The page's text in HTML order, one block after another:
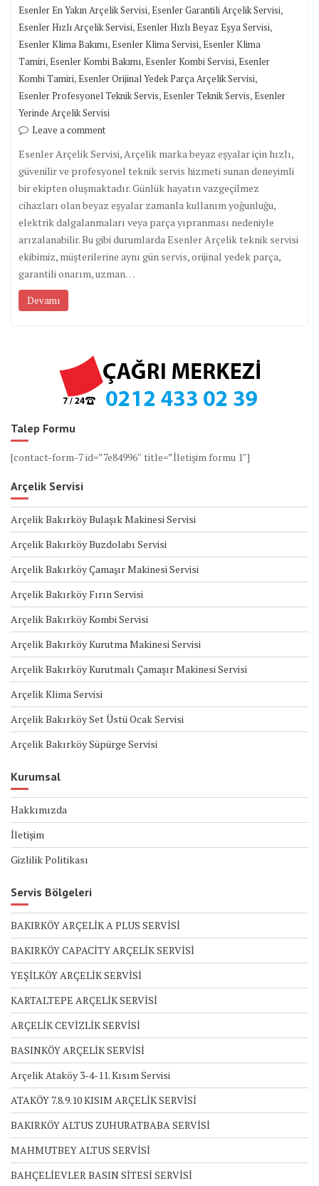
Esenler En Yakın Arçelik Servisi,Esenler Garantili Arçelik Servisi,
Esenler Hızlı Arçelik Servisi,Esenler Hızlı Beyaz Eşya Servisi,
Esenler Klima Bakımı,Esenler Klima Servisi,Esenler Klima
Tamiri,Esenler Kombi Bakımı,Esenler Kombi Servisi,Esenler
Kombi Tamiri,Esenler Orijinal Yedek Parça Arçelik Servisi,
Esenler Profesyonel Teknik Servis,Esenler Teknik Servis,Esenler
Yerinde Arçelik Servisi
Leave a comment
Esenler Arçelik Servisi, Arçelik marka beyaz eşyalar için hızlı,
güvenilir ve profesyonel teknik servis hizmeti sunan deneyimli
bir ekipten oluşmaktadır. Günlük hayatın vazgeçilmez
cihazları olan beyaz eşyalar zamanla kullanım yoğunluğu,
elektrik dalgalanmaları veya parça yıpranması nedeniyle
arızalanabilir. Bu gibi durumlarda Esenler Arçelik teknik servisi
ekibimiz, müşterilerine aynı gün servis, orijinal yedek parça,
garantili onarım, uzman…
Devamı
Talep Formu
[contact-form-7 id=”7e84996″ title=”İletişim formu 1″]
Arçelik Servisi
Arçelik Bakırköy Bulaşık Makinesi Servisi
Arçelik Bakırköy Buzdolabı Servisi
Arçelik Bakırköy Çamaşır Makinesi Servisi
Arçelik Bakırköy Fırın Servisi
Arçelik Bakırköy Kombi Servisi
Arçelik Bakırköy Kurutma Makinesi Servisi
Arçelik Bakırköy Kurutmalı Çamaşır Makinesi Servisi
Arçelik Klima Servisi
Arçelik Bakırköy Set Üstü Ocak Servisi
Arçelik Bakırköy Süpürge Servisi
Kurumsal
Hakkımızda
İletişim
Gizlilik Politikası
Servis Bölgeleri
BAKIRKÖY ARÇELİK A PLUS SERVİSİ
BAKIRKÖY CAPACİTY ARÇELİK SERVİSİ
YEŞİLKÖY ARÇELİK SERVİSİ
KARTALTEPE ARÇELİK SERVİSİ
ARÇELİK CEVİZLİK SERVİSİ
BASINKÖY ARÇELİK SERVİSİ
Arçelik Ataköy 3-4-11. Kısım Servisi
ATAKÖY 7.8.9.10 KISIM ARÇELİK SERVİSİ
BAKIRKÖY ALTUS ZUHURATBABA SERVİSİ
MAHMUTBEY ALTUS SERVİSİ
BAHÇELİEVLER BASIN SİTESİ SERVİSİ